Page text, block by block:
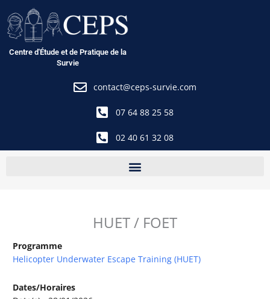
au
contenu
Centre d'Étude et de Pratique de la
Survie
contact@ceps-survie.com
07 64 88 25 58
02 40 61 32 08
HUET / FOET
Programme
Helicopter Underwater Escape Training (HUET)
Dates/Horaires